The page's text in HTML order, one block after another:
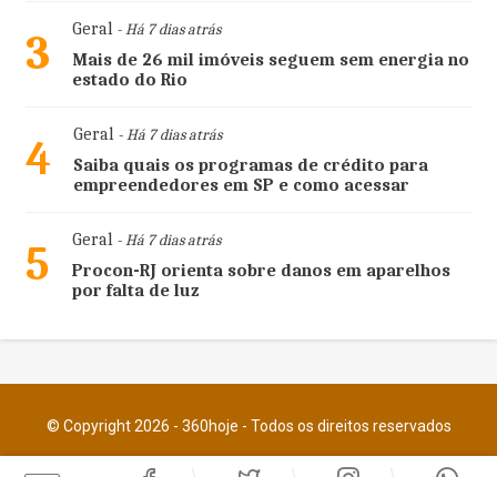
3 Geral- Há 7 dias atrás
Mais de 26 mil imóveis seguem sem energia no
estado do Rio
4 Geral- Há 7 dias atrás
Saiba quais os programas de crédito para
empreendedores em SP e como acessar
5 Geral- Há 7 dias atrás
Procon-RJ orienta sobre danos em aparelhos
por falta de luz
© Copyright 2026 - 360hoje - Todos os direitos reservados